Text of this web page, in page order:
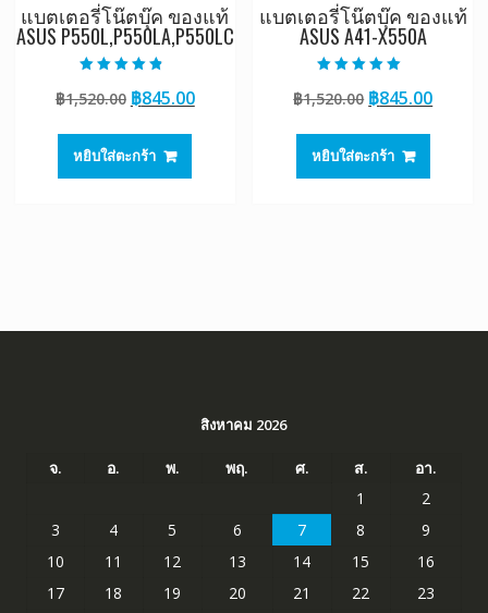
แบตเตอรี่โน๊ตบุ๊ค ของแท้
ASUS P550L,P550LA,P550LC
4.50
ตั้งแต่ 1-5
฿1,520.00 Original
was:
฿1,520.00.
฿845.00Current
หยิบใส่ตะกร้า
แบตเตอรี่โน๊ตบุ๊ค ของแท้
ASUS A41-X550A
5.00
ตั้งแต่ 1-5
฿1,520.00 Original
was:
฿1,520.00.
฿845.00
หยิบใส่ตะกร้า
สิงหาคม 2026
จ. อ. พ. พฤ. ศ. ส.
อา.
1
2
3
4 5 6 7 8
9
10
11 12 13 14 15
16
17
18 19 20 21 22
23